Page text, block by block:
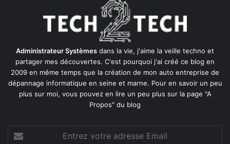
Administrateur Systèmes dans la vie, j'aime la veille techno et
partager mes découvertes. C'est pourquoi j'ai créé ce blog en
2009 en même temps que la création de mon auto entreprise de
dépannage informatique en seine et marne. Pour en savoir un peu
plus sur moi, vous pouvez en lire un peu plus sur la page "A
Propos" du blog
votre